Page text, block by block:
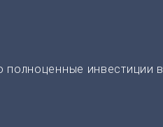
полноценные инвестиции в